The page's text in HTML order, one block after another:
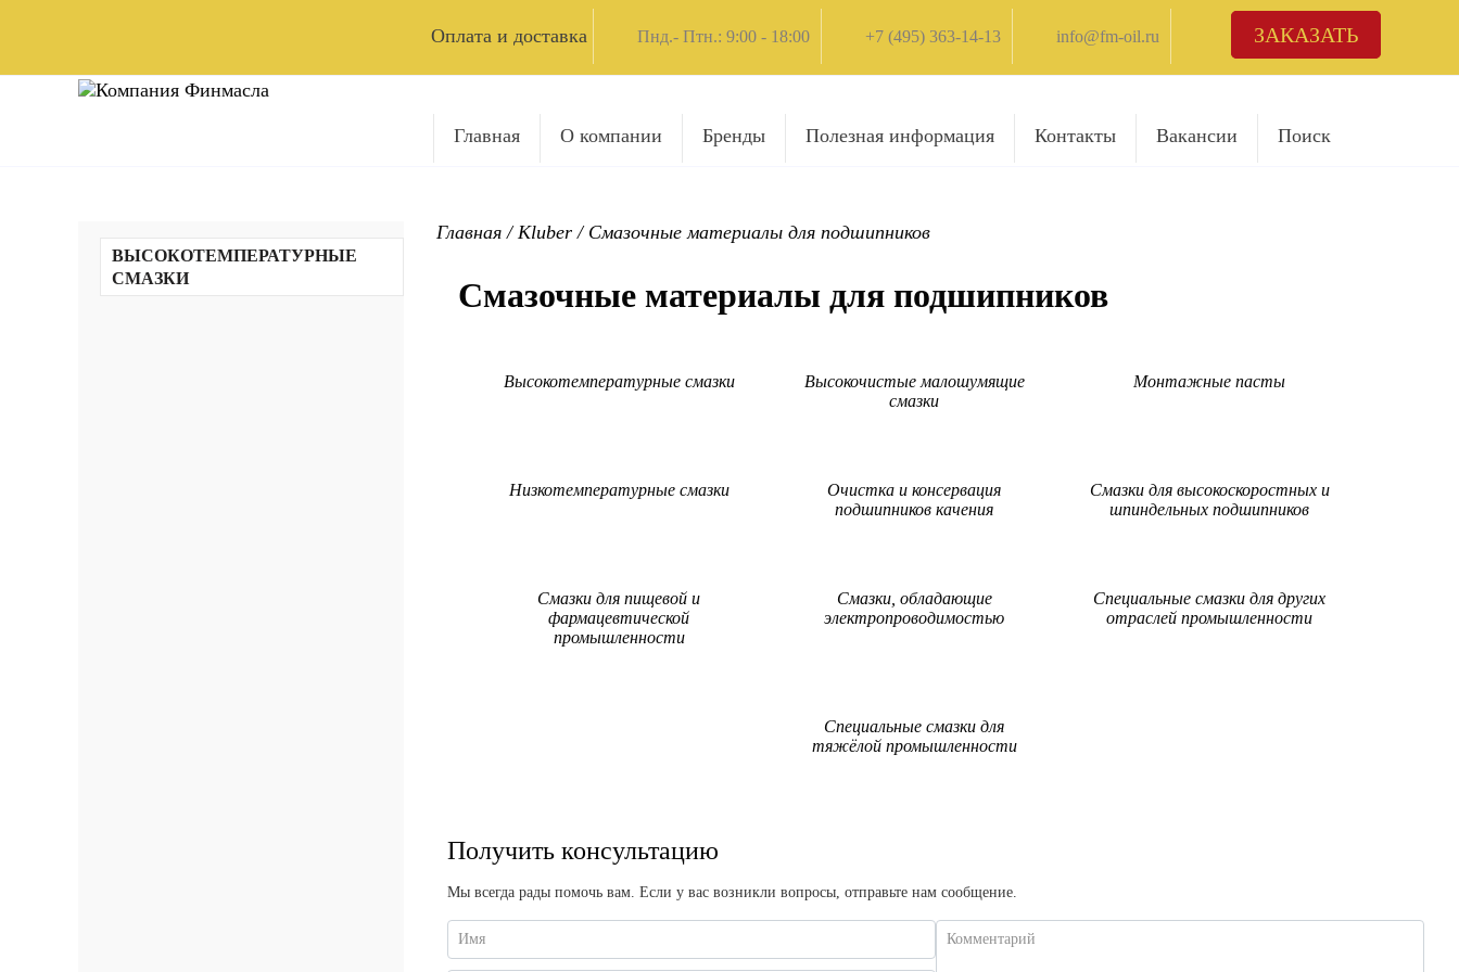
Оплата и доставка Пнд.- Птн.: 9:00 - 18:00 +7 (495) 363-14-13 info@fm-oil.ru ЗАКАЗАТЬ
Главная О компании Бренды Полезная информация Контакты Вакансии Поиск
ВЫСОКОТЕМПЕРАТУРНЫЕ
СМАЗКИ
Главная /Kluber / Смазочные материалы для подшипников
Смазочные материалы для подшипников
Высокотемпературные смазки
Высокочистые малошумящие
смазки
Монтажные пасты
Низкотемпературные смазки
Очистка и консервация
подшипников качения
Смазки для высокоскоростных и
шпиндельных подшипников
Смазки для пищевой и
фармацевтической
промышленности
Смазки, обладающие
электропроводимостью
Специальные смазки для других
отраслей промышленности
Специальные смазки для
тяжёлой промышленности
Получить консультацию
Мы всегда рады помочь вам. Если у вас возникли вопросы, отправьте нам сообщение.
Имя Комментарий